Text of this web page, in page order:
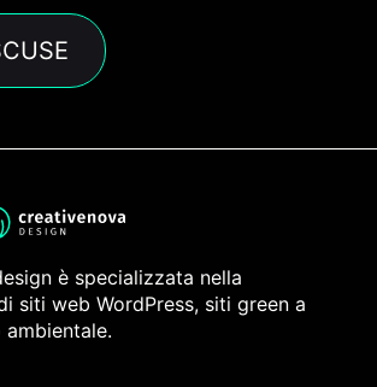
è specializzata nella
siti web WordPress, siti green a